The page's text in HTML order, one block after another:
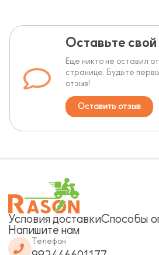
Оставьте
Еще никто не оставил
странице. Будьте
отзыв!
Оставить отзыв
Условия доставкиСпособы
Напишите нам
Телефон